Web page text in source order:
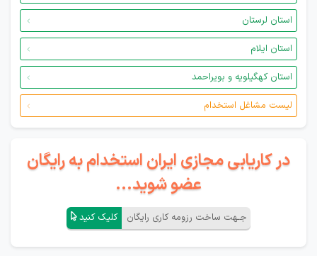
استان لرستان
استان ایلام
استان کهگیلویه و بویراحمد
لیست مشاغل استخدام
در کاریابی مجازی ایران استخدام به رایگان
عضو شوید...
جـهت ساخت رزومه کاری رایگان کلیک کنید